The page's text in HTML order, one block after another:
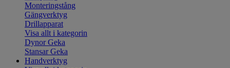
Monteringstång
Gängverktyg
Drillapparat
Visa allt i kategorin
Dynor Geka
Stansar Geka
Handverktyg